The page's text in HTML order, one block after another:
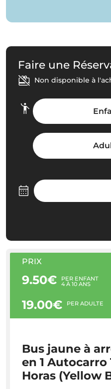
Faire une
Non disponible à
PRIX
9.50€ PER ENFANT
4 À 10 ANS
19.00€ PER ADULTE
Bus jaune à
en 1
Horas (Yellow